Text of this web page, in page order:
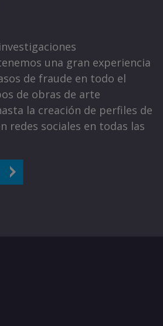
una gran experiencia
de fraude en todo el
de obras de arte
la creación de perfiles de
redes sociales en todas las